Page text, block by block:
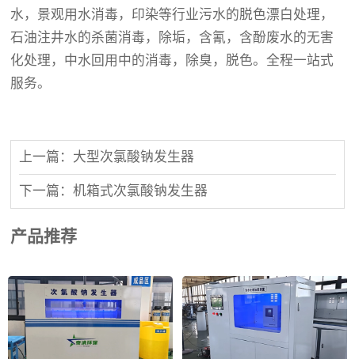
水，景观用水消毒，印染等行业污水的脱色漂白处理，
石油注井水的杀菌消毒，除垢，含氰，含酚废水的无害
化处理，中水回用中的消毒，除臭，脱色。全程一站式
服务。
上一篇：大型次氯酸钠发生器
下一篇：机箱式次氯酸钠发生器
产品推荐